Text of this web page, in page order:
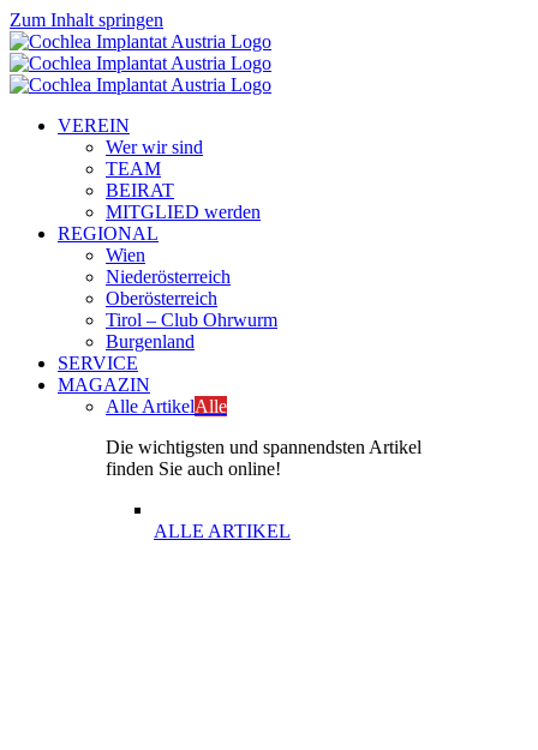
Zum Inhalt springen
VEREIN
Wer wir sind
TEAM
BEIRAT
MITGLIED werden
REGIONAL
Wien
Niederösterreich
Oberösterreich
Tirol – Club Ohrwurm
Burgenland
SERVICE
MAGAZIN
Alle ArtikelAlle
Die wichtigsten und spannendsten Artikel
finden Sie auch online!
ALLE ARTIKEL